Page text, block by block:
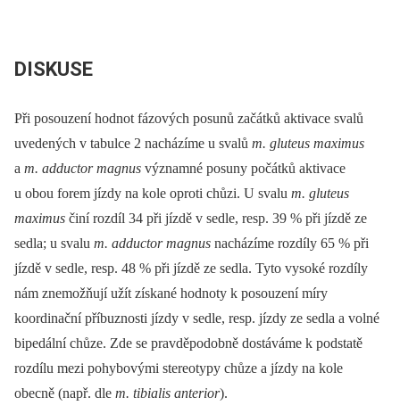
DISKUSE
Při posouzení hodnot fázových posunů začátků aktivace svalů
uvedených v tabulce 2 nacházíme u svalů m. gluteus maximus
a m. adductor magnus významné posuny počátků aktivace
u obou forem jízdy na kole oproti chůzi. U svalu m. gluteus
maximus činí rozdíl 34 při jízdě v sedle, resp. 39 % při jízdě ze
sedla; u svalu m. adductor magnus nacházíme rozdíly 65 % při
jízdě v sedle, resp. 48 % při jízdě ze sedla. Tyto vysoké rozdíly
nám znemožňují užít získané hodnoty k posouzení míry
koordinační příbuznosti jízdy v sedle, resp. jízdy ze sedla a volné
bipedální chůze. Zde se pravděpodobně dostáváme k podstatě
rozdílu mezi pohybovými stereotypy chůze a jízdy na kole
obecně (např. dle m. tibialis anterior).